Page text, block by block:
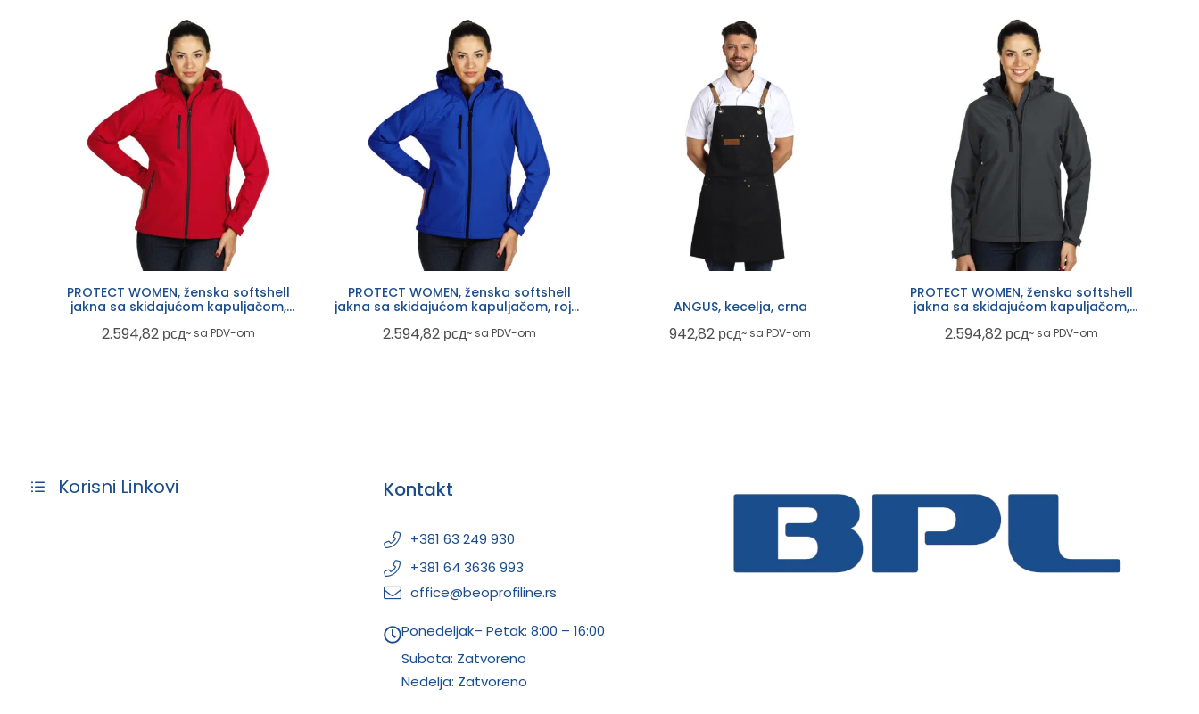
PROTECT WOMEN, ženska softshell
jakna sa skidajućom kapuljačom,
2.594,82 рсд~ sa PDV-om
PROTECT WOMEN, ženska softshell
jakna sa skidajućom kapuljačom, rojal
2.594,82 рсд~ sa PDV-om
ANGUS, kecelja, crna
942,82 рсд~ sa PDV-om
PROTECT WOMEN, ženska softshell
jakna sa skidajućom kapuljačom,
2.594,82 рсд~ sa PDV-om
Korisni Linkovi Kontakt
+381 63 249 930
+381 64 3636 993
office@beoprofiline.rs
Ponedeljak– Petak: 8:00 – 16:00
Subota: Zatvoreno
Nedelja: Zatvoreno